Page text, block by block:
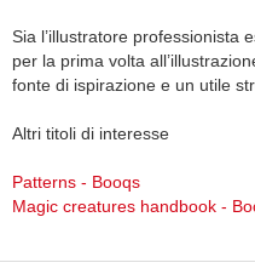
Sia l’illustratore professionista
per la prima volta
fonte di ispirazione e un utile
Altri titoli di interesse
Patterns - Booqs
Magic creatures handbook -